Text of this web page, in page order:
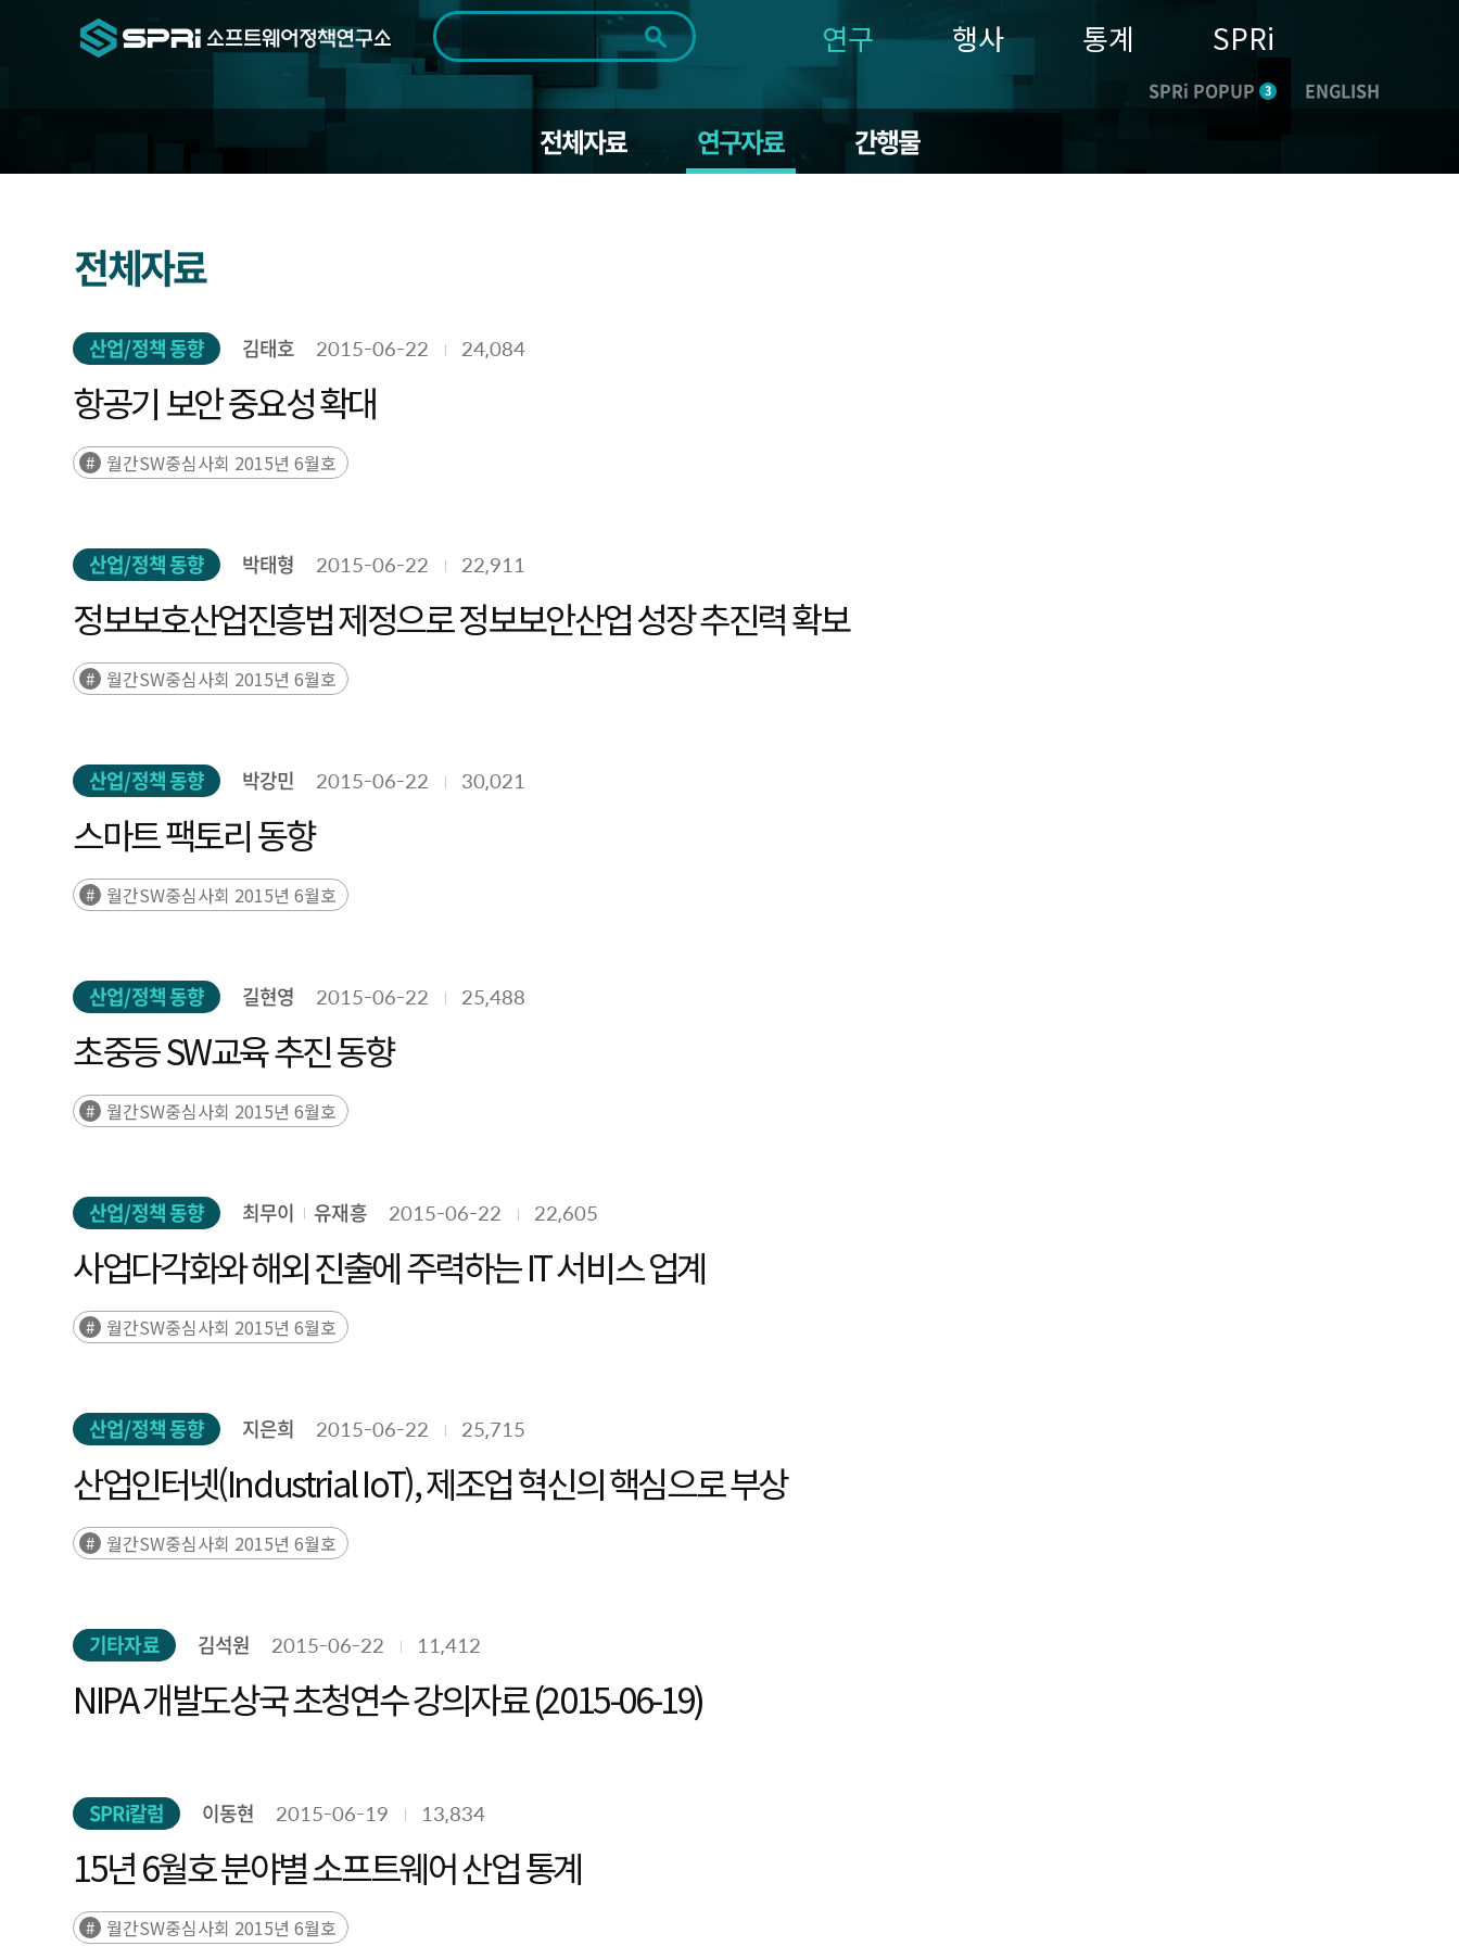
검색범위 전체
기간 전체 1일 1주 1개월 3개월 1년
~
연구 행사 통계 SPRi
SPRi POPUP 3 ENGLISH
전체자료 연구자료 간행물
전체자료
산업/정책 동향 김태호 2015-06-22 24,084
항공기 보안 중요성 확대
월간SW중심사회 2015년 6월호
산업/정책 동향 박태형 2015-06-22 22,911
정보보호산업진흥법 제정으로 정보보안산업 성장 추진력 확보
월간SW중심사회 2015년 6월호
산업/정책 동향 박강민 2015-06-22 30,021
스마트 팩토리 동향
월간SW중심사회 2015년 6월호
산업/정책 동향 길현영 2015-06-22 25,488
초중등 SW교육 추진 동향
월간SW중심사회 2015년 6월호
산업/정책 동향 최무이 유재흥 2015-06-22 22,605
사업다각화와 해외 진출에 주력하는 IT 서비스 업계
월간SW중심사회 2015년 6월호
산업/정책 동향 지은희 2015-06-22 25,715
산업인터넷(Industrial IoT), 제조업 혁신의 핵심으로 부상
월간SW중심사회 2015년 6월호
기타자료 김석원 2015-06-22 11,412
NIPA 개발도상국 초청연수 강의자료 (2015-06-19)
SPRi칼럼 이동현 2015-06-19 13,834
15년 6월호 분야별 소프트웨어 산업 통계
월간SW중심사회 2015년 6월호